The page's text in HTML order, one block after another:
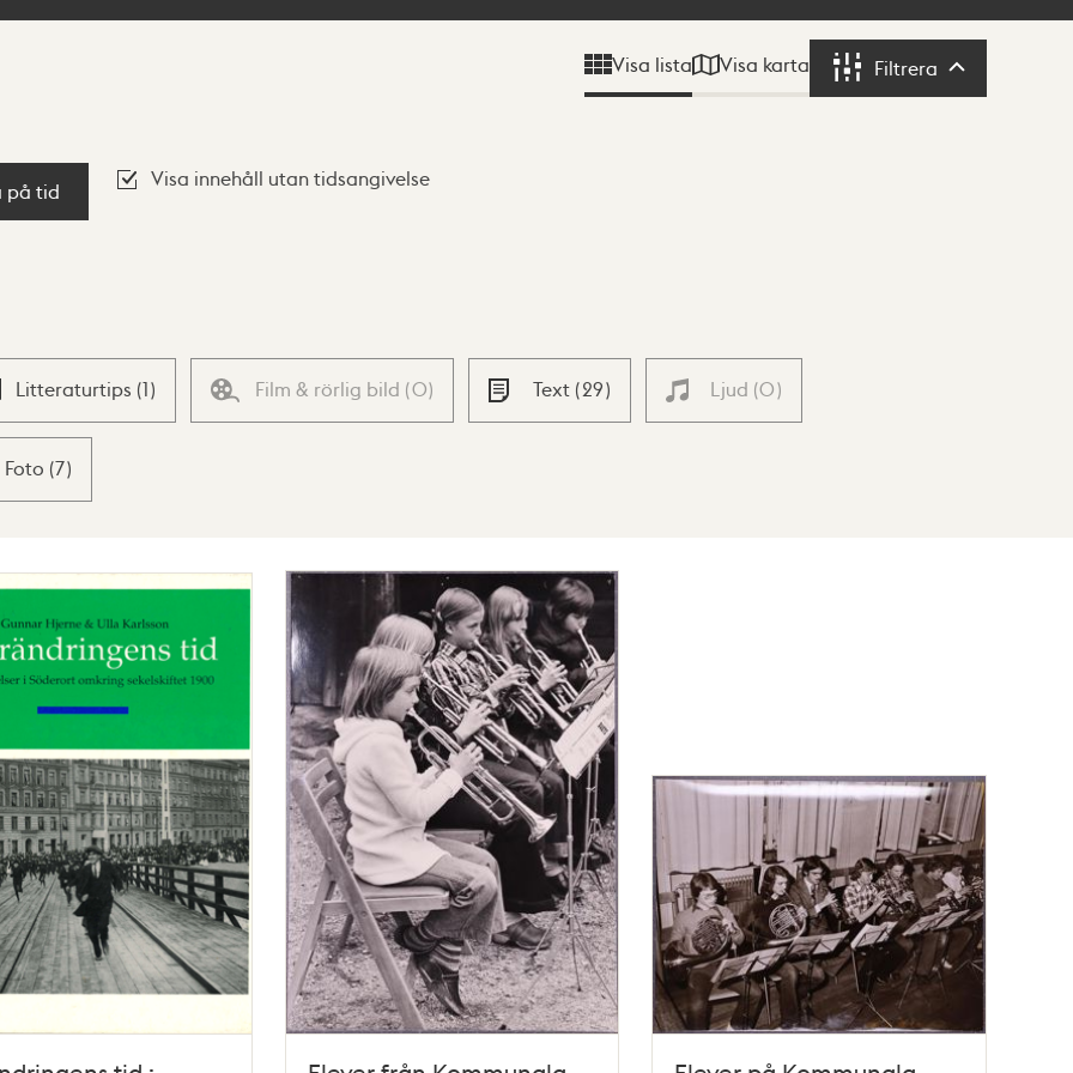
Visa lista Visa karta Filtrera Filtrera
på tid
Visa innehåll utan tidsangivelse
Litteraturtips (1) Film & rörlig bild (0) Text (29) Ljud (0)
Foto (7)